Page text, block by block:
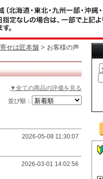
せは匠本舗 > お客様の声
▼全ての商品の評価を見る
並び順：
2026-05-08 11:30:07
2026-03-01 14:02:56